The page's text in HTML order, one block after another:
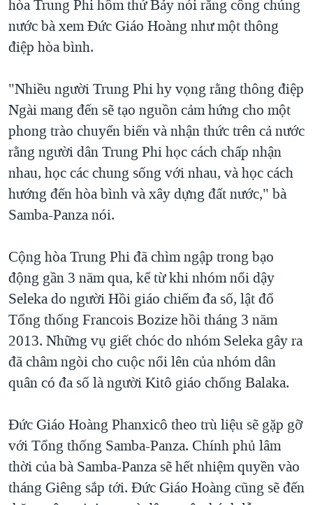
hòa Trung Phi hôm thứ Bảy nói rằng công chúng
nước bà xem Đức Giáo Hoàng như một thông
điệp hòa bình.
"Nhiều người Trung Phi hy vọng rằng thông điệp
Ngài mang đến sẽ tạo nguồn cảm hứng cho một
phong trào chuyển biến và nhận thức trên cả nước
rằng người dân Trung Phi học cách chấp nhận
nhau, học các chung sống với nhau, và học cách
hướng đến hòa bình và xây dựng đất nước," bà
Samba-Panza nói.
Cộng hòa Trung Phi đã chìm ngập trong bạo
động gần 3 năm qua, kể từ khi nhóm nổi dậy
Seleka do người Hồi giáo chiếm đa số, lật đổ
Tổng thống Francois Bozize hồi tháng 3 năm
2013. Những vụ giết chóc do nhóm Seleka gây ra
đã châm ngòi cho cuộc nổi lên của nhóm dân
quân có đa số là người Kitô giáo chống Balaka.
Đức Giáo Hoàng Phanxicô theo trù liệu sẽ gặp gỡ
với Tổng thống Samba-Panza. Chính phủ lâm
thời của bà Samba-Panza sẽ hết nhiệm quyền vào
tháng Giêng sắp tới. Đức Giáo Hoàng cũng sẽ đến